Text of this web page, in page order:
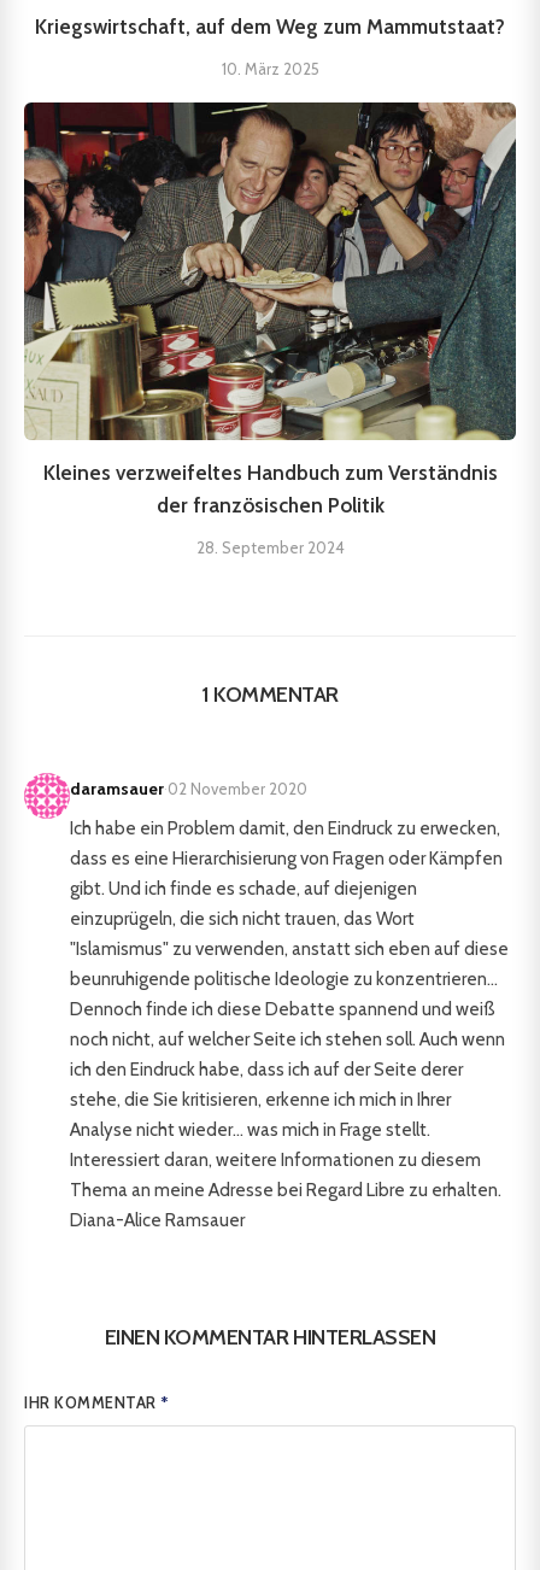
Kriegswirtschaft, auf dem Weg zum Mammutstaat?
10. März 2025
Kleines verzweifeltes Handbuch zum Verständnis
der französischen Politik
28. September 2024
1 KOMMENTAR
daramsauer·02 November 2020
Ich habe ein Problem damit, den Eindruck zu erwecken,
dass es eine Hierarchisierung von Fragen oder Kämpfen
gibt. Und ich finde es schade, auf diejenigen
einzuprügeln, die sich nicht trauen, das Wort
"Islamismus" zu verwenden, anstatt sich eben auf diese
beunruhigende politische Ideologie zu konzentrieren...
Dennoch finde ich diese Debatte spannend und weiß
noch nicht, auf welcher Seite ich stehen soll. Auch wenn
ich den Eindruck habe, dass ich auf der Seite derer
stehe, die Sie kritisieren, erkenne ich mich in Ihrer
Analyse nicht wieder... was mich in Frage stellt.
Interessiert daran, weitere Informationen zu diesem
Thema an meine Adresse bei Regard Libre zu erhalten.
Diana-Alice Ramsauer
EINEN KOMMENTAR HINTERLASSEN
IHR KOMMENTAR*